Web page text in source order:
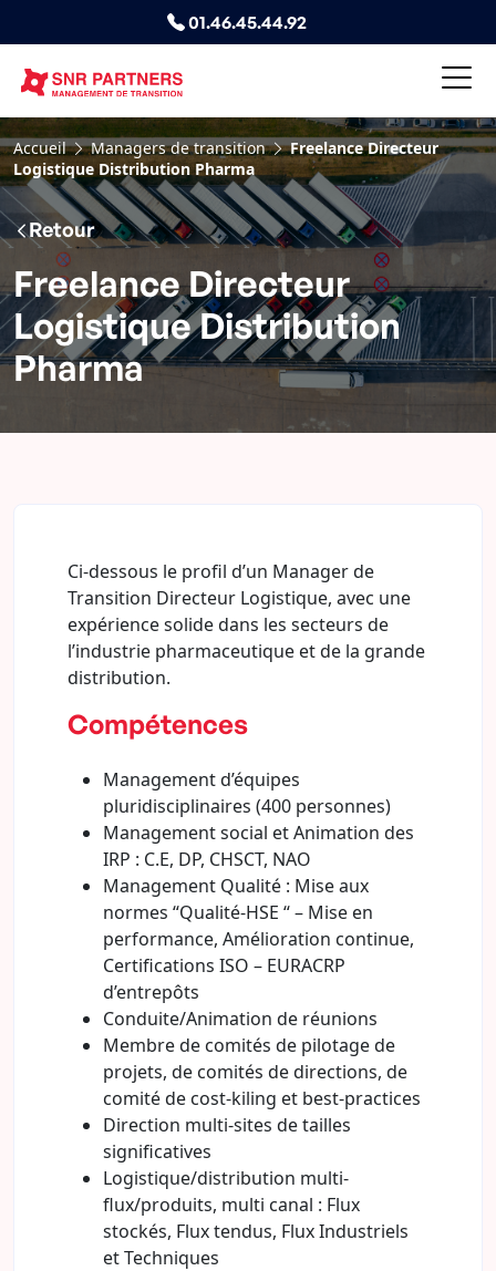
01.46.45.44.92
Accueil Managers de transition
Freelance Directeur
Logistique Distribution Pharma
Retour
Freelance Directeur
Logistique Distribution
Pharma
Ci-dessous le profil d’un Manager de
Transition Directeur Logistique, avec une
expérience solide dans les secteurs de
l’industrie pharmaceutique et de la grande
distribution.
Compétences
Management d’équipes
pluridisciplinaires (400 personnes)
Management social et Animation des
IRP : C.E, DP, CHSCT, NAO
Management Qualité : Mise aux
normes “Qualité-HSE “ – Mise en
performance, Amélioration continue,
Certifications ISO – EURACRP
d’entrepôts
Conduite/Animation de réunions
Membre de comités de pilotage de
projets, de comités de directions, de
comité de cost-kiling et best-practices
Direction multi-sites de tailles
significatives
Logistique/distribution multi-
flux/produits, multi canal : Flux
stockés, Flux tendus, Flux Industriels
et Techniques